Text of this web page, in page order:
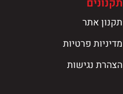
תקנונים
תקנון אתר
מדיניות פרטיות
הצהרת נגישות